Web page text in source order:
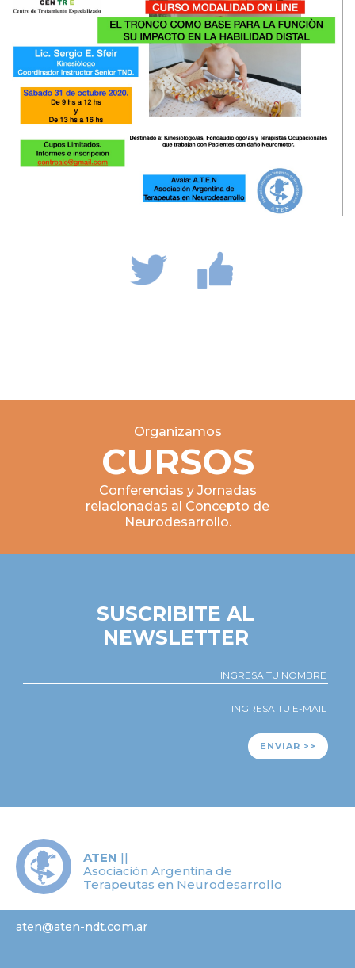
Organizamos
CURSOS
Conferencias y Jornadas
relacionadas al Concepto de
Neurodesarrollo.
SUSCRIBITE AL
NEWSLETTER
ENVIAR >>
ATEN ||
Asociación Argentina de
Terapeutas en Neurodesarrollo
aten@aten-ndt.com.ar